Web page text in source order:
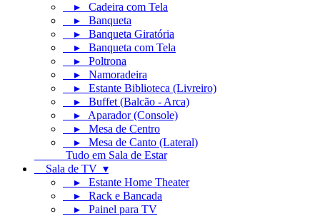
▸ Cadeira com Tela
▸ Banqueta
▸ Banqueta Giratória
▸ Banqueta com Tela
▸ Poltrona
▸ Namoradeira
▸ Estante Biblioteca (Livreiro)
▸ Buffet (Balcão - Arca)
▸ Aparador (Console)
▸ Mesa de Centro
▸ Mesa de Canto (Lateral)
Tudo em Sala de Estar
Sala de TV ▾
▸ Estante Home Theater
▸ Rack e Bancada
▸ Painel para TV